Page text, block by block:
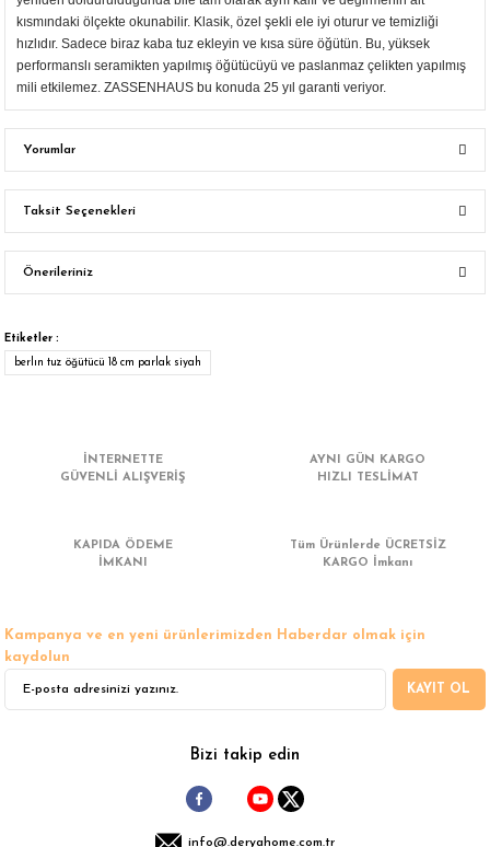
kısmındaki ölçekte okunabilir. Klasik, özel şekli ele iyi oturur ve temizliği
hızlıdır. Sadece biraz kaba tuz ekleyin ve kısa süre öğütün. Bu, yüksek
performanslı seramikten yapılmış öğütücüyü ve paslanmaz çelikten yapılmış
mili etkilemez. ZASSENHAUS bu konuda 25 yıl garanti veriyor.
Yorumlar
Bu ürüne ilk yorumu siz yapın!
Yorum Yaz
Taksit Seçenekleri
Önerileriniz
yetersiz gördüğünüz noktaları öneri formunu kullanarak tarafımıza
iletebilirsiniz.
Görüş ve önerileriniz için teşekkür ederiz.
Ürün açıklamasında eksik bilgiler bulunuyor.
Bu ürüne benzer farklı alternatifler olmalı.
Etiketler :
berlın tuz öğütücü 18 cm parlak siyah
İNTERNETTE
GÜVENLİ ALIŞVERİŞ
AYNI GÜN KARGO
HIZLI TESLİMAT
KAPIDA ÖDEME
İMKANI
Tüm Ürünlerde ÜCRETSİZ
KARGO İmkanı
Kampanya ve en yeni ürünlerimizden Haberdar olmak için
kaydolun
KAYIT OL
Bizi takip edin
info@.deryahome.com.tr